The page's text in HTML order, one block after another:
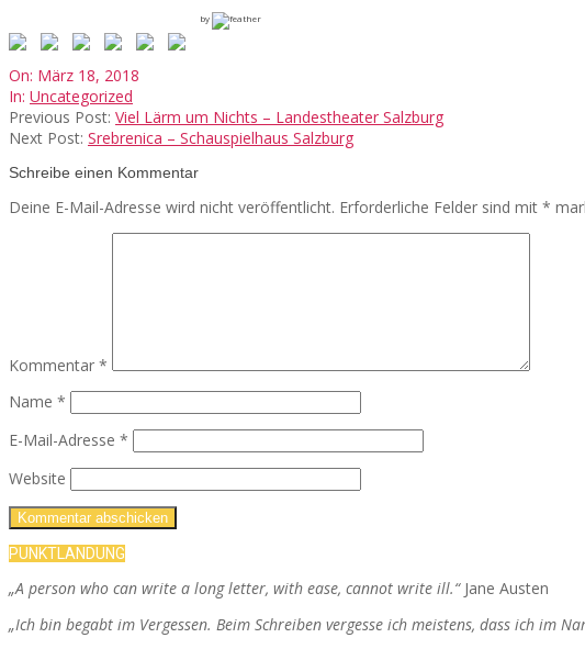
by
2018-
03-
18
On: März 18, 2018
In: Uncategorized
Previous Post: Viel Lärm um Nichts – Landestheater Salzburg
Next Post: Srebrenica – Schauspielhaus Salzburg
Schreibe einen Kommentar
Deine E-Mail-Adresse wird nicht veröffentlicht. Erforderliche Felder sind mit *
Kommentar *
Name *
E-Mail-Adresse *
Website
PUNKTLANDUNG
„A person who can write a long letter, with ease, cannot write ill.“Jane Austen
„Ich bin begabt im Vergessen. Beim Schreiben vergesse ich meistens, dass ich im